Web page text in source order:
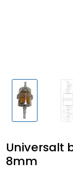
Universalt
8mm